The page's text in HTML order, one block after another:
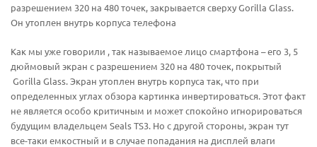
разрешением 320 на 480 точек, закрывается сверху Gorilla Glass.
Он утоплен внутрь корпуса телефона
Как мы уже говорили , так называемое лицо смартфона – его 3, 5
дюймовый экран с разрешением 320 на 480 точек, покрытый
Gorilla Glass. Экран утоплен внутрь корпуса так, что при
определенных углах обзора картинка инвертироваться. Этот факт
не является особо критичным и может спокойно игнорироваться
будущим владельцем Seals TS3. Но с другой стороны, экран тут
все-таки емкостный и в случае попадания на дисплей влаги